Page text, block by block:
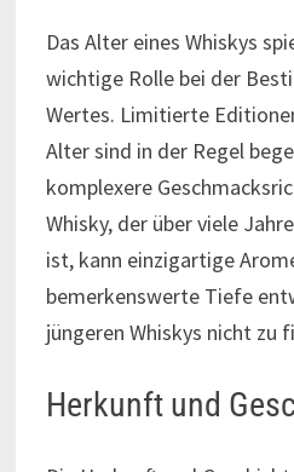
Das Alter eines Whiskys
wichtige Rolle bei der
Wertes. Limitierte
Alter sind in der Regel
komplexere
Whisky, der über viele
ist, kann einzigartige
bemerkenswerte Tiefe
jüngeren Whiskys nicht zu
Herkunft und